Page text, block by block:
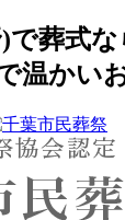
で葬式
温かい